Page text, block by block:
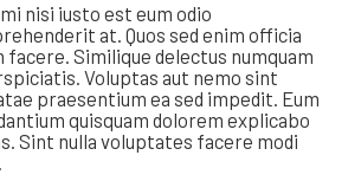
nisi iusto est eum odio
at. Quos sed enim officia
facere. Similique delectus numquam
Voluptas aut nemo sint
praesentium ea sed impedit. Eum
quisquam dolorem explicabo
Sint nulla voluptates facere modi